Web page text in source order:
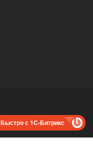
Быстро с 1С-Битрикс